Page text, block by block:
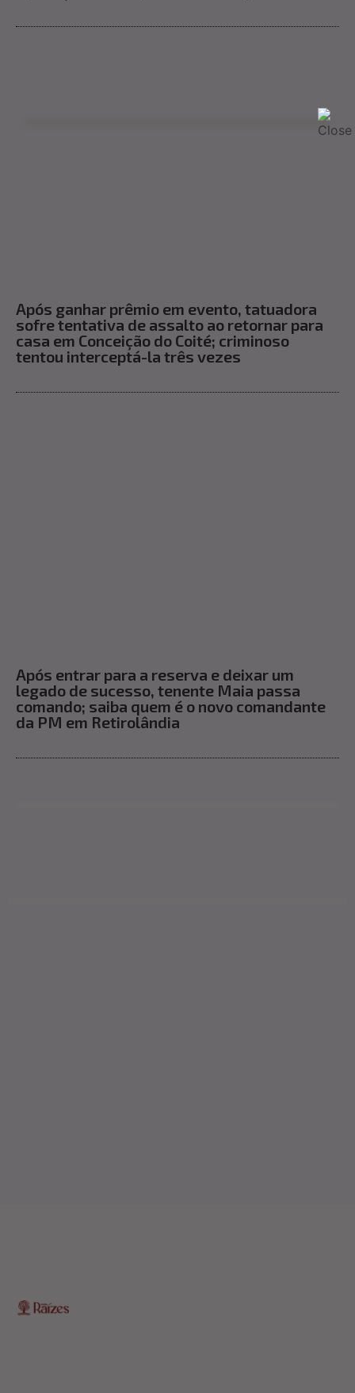
Após ganhar prêmio em evento, tatuadora
sofre tentativa de assalto ao retornar para
casa em Conceição do Coité; criminoso
tentou interceptá-la três vezes
Após entrar para a reserva e deixar um
legado de sucesso, tenente Maia passa
comando; saiba quem é o novo comandante
da PM em Retirolândia